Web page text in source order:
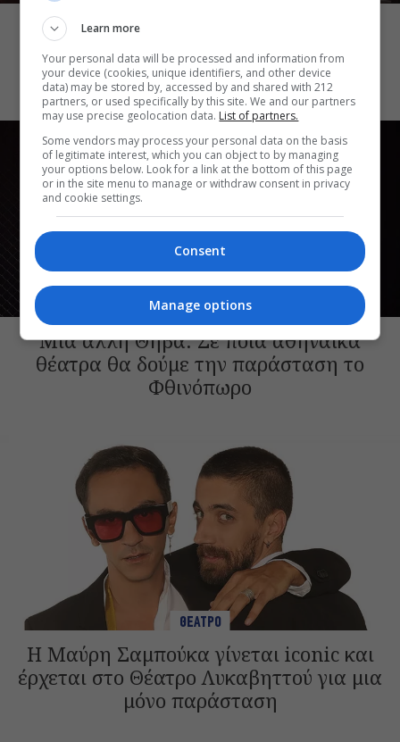
Ο Θαυματοποιός: Το έργο του
πολυβραβευμένου Brian Friel τον
Οκτώβριο στο Θέατρο Μπέλλος
ΘΕΑΤΡΙΚΑ ΝΕΑ
Μια άλλη Θήβα: Σε ποια αθηναϊκά
θέατρα θα δούμε την παράσταση το
Φθινόπωρο
ΘΕΑΤΡΟ
Η Μαύρη Σαμπούκα γίνεται iconic και
έρχεται στο Θέατρο Λυκαβηττού για μια
μόνο παράσταση
Learn more
Your personal data will be processed and information from
your device (cookies, unique identifiers, and other device
data) may be stored by, accessed by and shared with 212
partners, or used specifically by this site. We and our partners
may use precise geolocation data. List of partners.
Some vendors may process your personal data on the basis
of legitimate interest, which you can object to by managing
your options below. Look for a link at the bottom of this page
or in the site menu to manage or withdraw consent in privacy
and cookie settings.
Consent
Manage options